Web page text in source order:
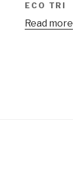
ECO TRI
Read more